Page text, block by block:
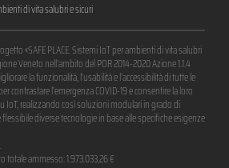
di vita salubri e sicuri
«SAFE PLACE. Sistemi IoT per ambienti di vita salubri
Veneto nell’ambito del POR 2014-2020 Azione 1.1.4
la funzionalità, l’usabilità e l’accessibilità di tutte le
contrastare l’emergenza COVID-19 e consentire la loro
IoT, realizzando così soluzioni modulari in grado di
diverse tecnologie in base alle specifiche esigenze
ammesso: 1.973.033,26 €